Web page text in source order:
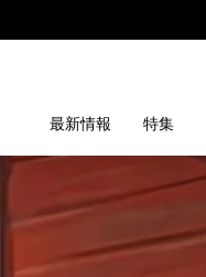
最新情報 特集